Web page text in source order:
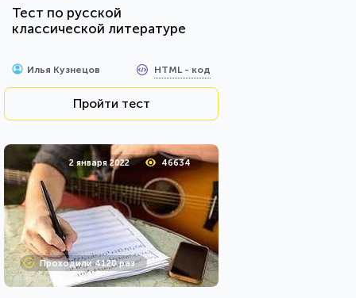
Тест по русской
классической литературе
Илья Кузнецов HTML - код
Пройти тест
2 января 2022 46634
Проходили 4120 раз